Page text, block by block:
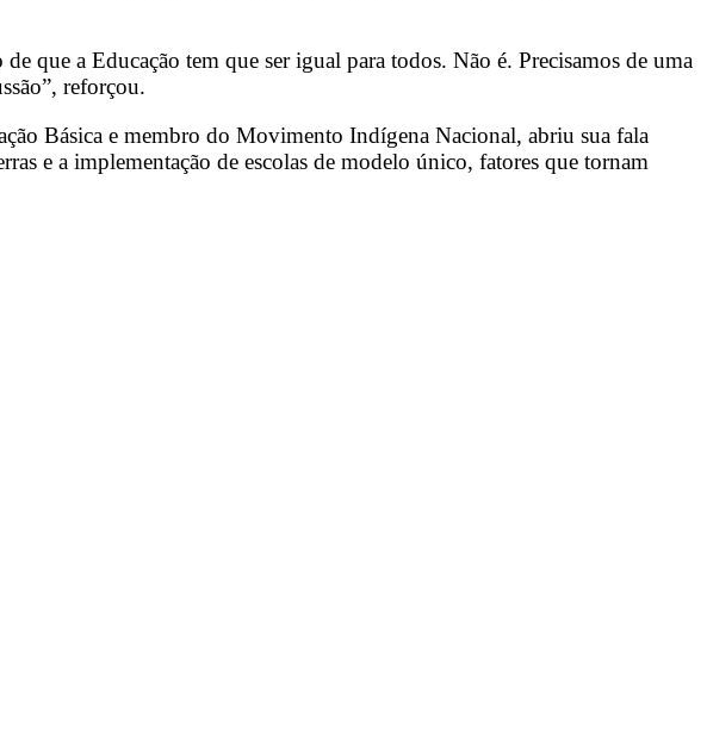
que a Educação tem que ser igual para todos. Não é. Precisamos de uma
reforçou.
Básica e membro do Movimento Indígena Nacional, abriu sua fala
e a implementação de escolas de modelo único, fatores que tornam